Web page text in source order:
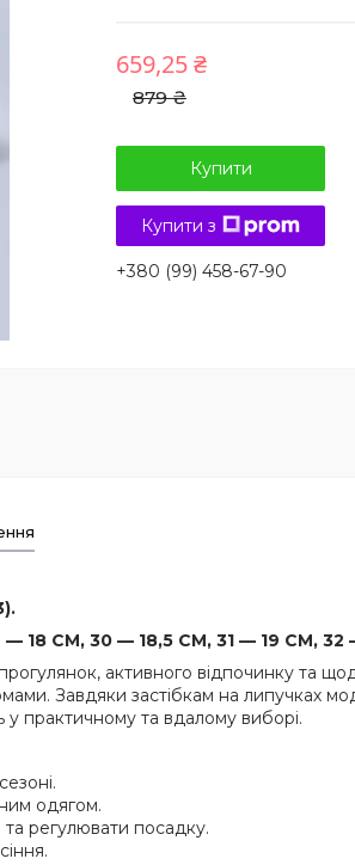
879 ₴
659,25 ₴
Купити
Купити з
+380 (99) 458-67-90
18 СМ, 30 — 18,5 СМ, 31 — 19 СМ, 32
активного відпочинку та
Завдяки застібкам на липучках
у практичному та вдалому виборі.
одягом.
регулювати посадку.